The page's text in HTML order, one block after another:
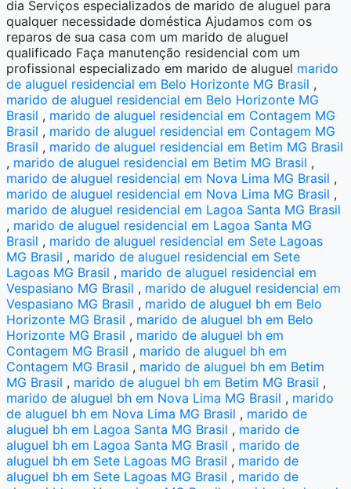
dia Serviços especializados de marido de aluguel para
qualquer necessidade doméstica Ajudamos com os
reparos de sua casa com um marido de aluguel
qualificado Faça manutenção residencial com um
profissional especializado em marido de aluguel marido
de aluguel residencial em Belo Horizonte MG Brasil ,
marido de aluguel residencial em Belo Horizonte MG
Brasil , marido de aluguel residencial em Contagem MG
Brasil , marido de aluguel residencial em Contagem MG
Brasil , marido de aluguel residencial em Betim MG Brasil
, marido de aluguel residencial em Betim MG Brasil ,
marido de aluguel residencial em Nova Lima MG Brasil ,
marido de aluguel residencial em Nova Lima MG Brasil ,
marido de aluguel residencial em Lagoa Santa MG Brasil
, marido de aluguel residencial em Lagoa Santa MG
Brasil , marido de aluguel residencial em Sete Lagoas
MG Brasil , marido de aluguel residencial em Sete
Lagoas MG Brasil , marido de aluguel residencial em
Vespasiano MG Brasil , marido de aluguel residencial em
Vespasiano MG Brasil , marido de aluguel bh em Belo
Horizonte MG Brasil , marido de aluguel bh em Belo
Horizonte MG Brasil , marido de aluguel bh em
Contagem MG Brasil , marido de aluguel bh em
Contagem MG Brasil , marido de aluguel bh em Betim
MG Brasil , marido de aluguel bh em Betim MG Brasil ,
marido de aluguel bh em Nova Lima MG Brasil , marido
de aluguel bh em Nova Lima MG Brasil , marido de
aluguel bh em Lagoa Santa MG Brasil , marido de
aluguel bh em Lagoa Santa MG Brasil , marido de
aluguel bh em Sete Lagoas MG Brasil , marido de
aluguel bh em Sete Lagoas MG Brasil , marido de